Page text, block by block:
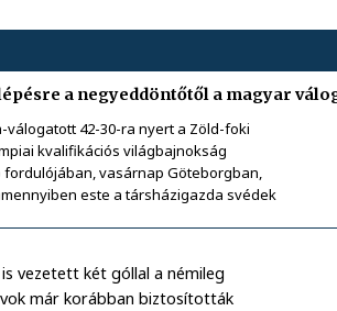
a negyeddöntőtől a magyar
42-30-ra nyert a Zöld-foki
kvalifikációs világbajnokság
vasárnap Göteborgban,
este a társházigazda svédek
vezetett két góllal a némileg
már korábban biztosították